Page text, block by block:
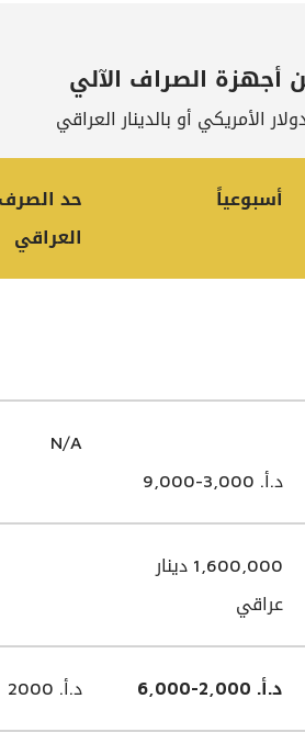
الصراف الآلي
الأمريكي أو بالدينار العراقي
أسبوعياً
حد الصرف
العراقي
د.أ. 3,000-9,000
N/A
1,600,000 دينار
عراقي
د.أ. 2,000-6,000 د.أ. 2000